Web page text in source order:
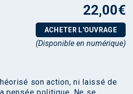
22,00€
ACHETER L'OUVRAGE
(Disponible en numérique)
son action, ni laissé de